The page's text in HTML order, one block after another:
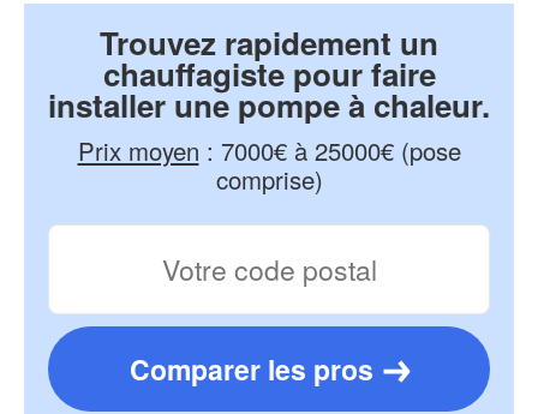
Trouvez rapidement un
chauffagiste pour faire
installer une pompe à chaleur.
Prix moyen : 7000€ à 25000€ (pose
comprise)
Comparer les pros